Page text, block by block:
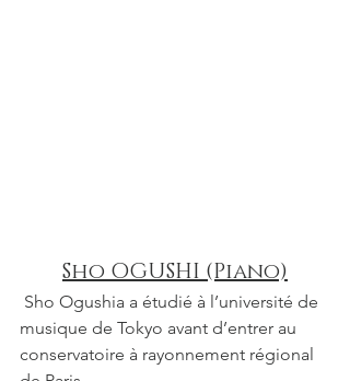
Sho OGUSHI (Piano)
musique de Tokyo avant d’entrer au
conservatoire à rayonnement régional